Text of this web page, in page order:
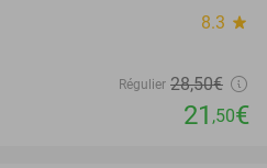
8.3 star
Régulier 28,50€
21 ,50€